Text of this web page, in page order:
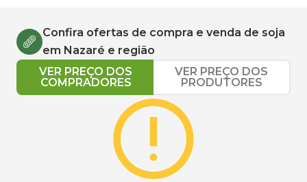
Confira ofertas de compra e venda de soja
em Nazaré e região
VER PREÇO DOS
COMPRADORES
VER PREÇO DOS
PRODUTORES